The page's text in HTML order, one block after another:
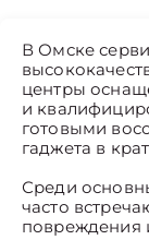
В Омске
центры
и
готовыми
гаджета в
Среди
часто
повреждения